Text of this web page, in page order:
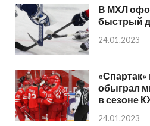
В МХЛ
быстрый
24.01.2023
обыграл
в сезоне
24.01.2023